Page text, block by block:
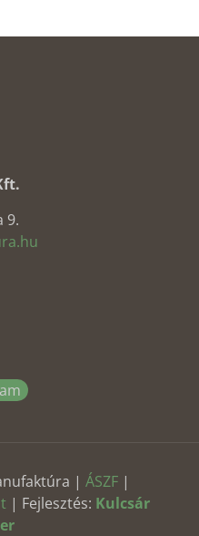
9.
| ÁSZF|
| Fejlesztés: Kulcsár